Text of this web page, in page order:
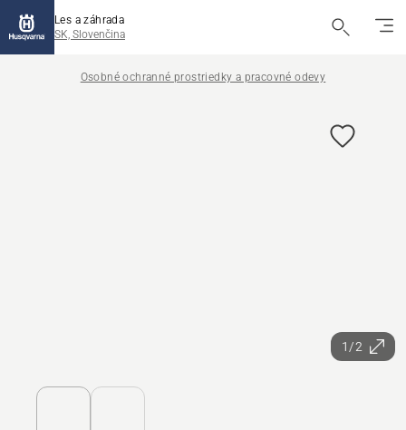
Les a záhrada
SK, Slovenčina
Osobné ochranné prostriedky a pracovné odevy
1/2